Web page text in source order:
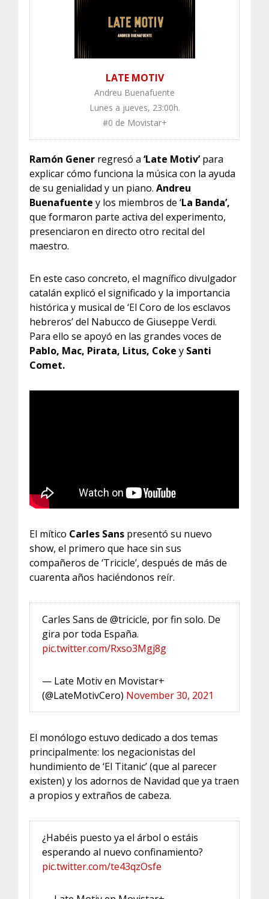
LATE MOTIV
Andreu Buenafuente
Lunes a jueves, 23:00h.
#0 de Movistar+
Ramón Gener regresó a‘Late Motiv’para
explicar cómo funciona la música con la ayuda
de su genialidad y un piano.Andreu
Buenafuente y los miembros de ‘La Banda’,
que formaron parte activa del experimento,
presenciaron en directo otro recital del
maestro.
En este caso concreto, el magnífico divulgador
catalán explicó el significado y la importancia
histórica y musical de ‘El Coro de los esclavos
hebreros’ del Nabucco de Giuseppe Verdi.
Para ello se apoyó en las grandes voces de
Pablo, Mac, Pirata, Litus, Cokey Santi
Comet.
El mítico Carles Sans presentó su nuevo
show, el primero que hace sin sus
compañeros de ‘Tricicle’, después de más de
cuarenta años haciéndonos reír.
Carles Sans de @tricicle, por fin solo. De
gira por toda España.
pic.twitter.com/Rxso3Mgj8g
— Late Motiv en Movistar+
(@LateMotivCero) November 30, 2021
El monólogo estuvo dedicado a dos temas
principalmente: los negacionistas del
hundimiento de ‘El Titanic’ (que al parecer
existen) y los adornos de Navidad que ya traen
a propios y extraños de cabeza.
¿Habéis puesto ya el árbol o estáis
esperando al nuevo confinamiento?
pic.twitter.com/te43qzOsfe